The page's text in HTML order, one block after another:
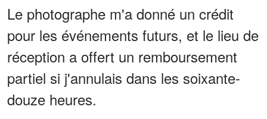
Le photographe m'a donné un crédit
pour les événements futurs, et le lieu de
réception a offert un remboursement
partiel si j'annulais dans les soixante-
douze heures.